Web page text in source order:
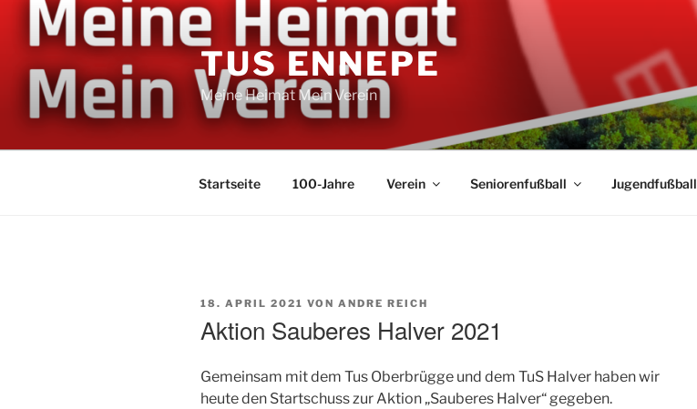
Zum
TUS ENNEPE
Meine Heimat Mein Verein
Startseite 100-Jahre Verein Seniorenfußball Jugendfußball
VERÖFFENTLICHT
18. APRIL 2021 VON ANDRE REICH
Aktion Sauberes Halver 2021
Gemeinsam mit dem Tus Oberbrügge und dem TuS Halver haben wir
heute den Startschuss zur Aktion „Sauberes Halver“ gegeben.